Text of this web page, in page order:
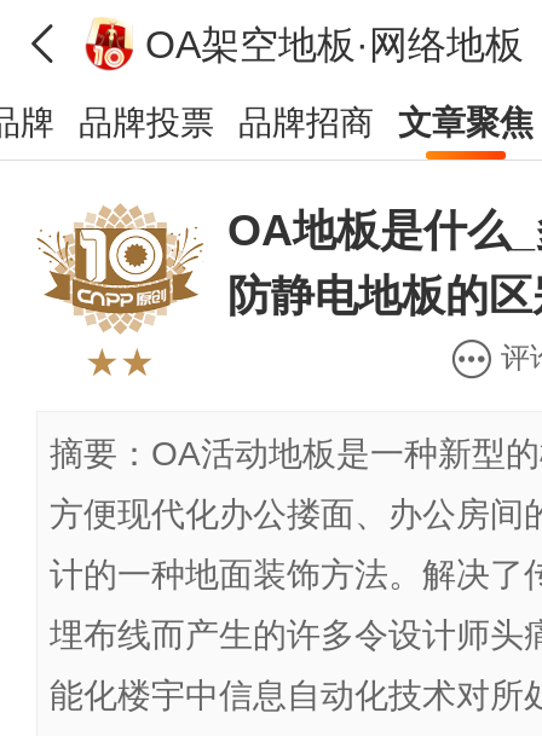
OA架空地板·网络地板
牌 品牌投票 品牌招商 文章聚焦
★★
OA地板是什么
防静电地板的
评
摘要：OA活动地板是一种新型
方便现代化办公搂面、办公房间
计的一种地面装饰方法。解决了
埋布线而产生的许多令设计师头
能化楼宇中信息自动化技术对所